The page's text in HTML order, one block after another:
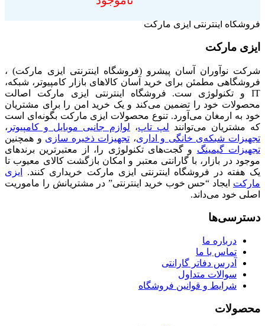
فروشگاه اینترنتی ایزی مارکت
ایزی مارکت
شرکت نوآوران آسان پیشرو (فروشگاه اینترنتی ایزی مارکت) ،
فروشگاهی مطمئن برای خرید آسان کالاهای بازار کامپیوتر، شبکه،
IT و تکنولوژی ست. فروشگاه اینترنتی ایزی مارکت اصالت
محصولات خود را تضمین می‌کند و یک خرید امن را برای مشتریان
خود به ارمغان می‌آورد. تنوع محصولات ایزی مارکت بگونه‌ای است
که مشتریان می‌توانند لپ تاپ، لوازم جانبی موبایل و کامپیوتر ،
تجهیزات شبکه‌ی خانگی و اداری، تجهیزات ذخیره سازی و همچنین
تجهیزات گیمینگ و گجت‌های تکنولوژی را، از معتبرترین برندهای
موجود در بازار، با گارانتی معتبر و امکان بازگشت کالای معیوب تا
یک هفته در فروشگاه اینترنتی ایزی مارکت خریداری کنند.
ایزی
مارکت ایجاد “حس خوب خرید اینترنتی” در مشتریانش را ماموریت
اصلی خود می‌داند.
دسترسی‌ها
درباره ما
تماس با ما
آدرس دفاتر گارانتی
سوالات متداول
شرایط و قوانین فروشگاه
محصولات